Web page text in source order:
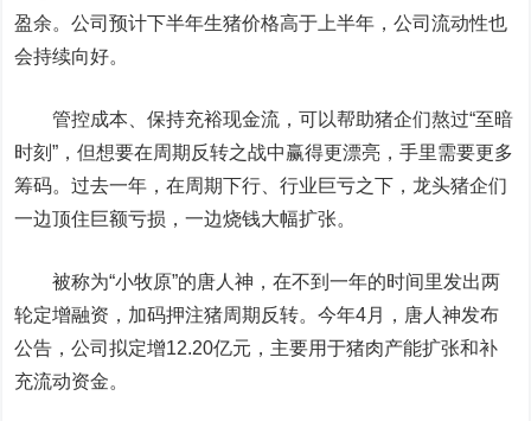
盈余。公司预计下半年生猪价格高于上半年，公司流动性也
会持续向好。
管控成本、保持充裕现金流，可以帮助猪企们熬过“至暗
时刻”，但想要在周期反转之战中赢得更漂亮，手里需要更多
筹码。过去一年，在周期下行、行业巨亏之下，龙头猪企们
一边顶住巨额亏损，一边烧钱大幅扩张。
被称为“小牧原”的唐人神 ，在不到一年的时间里发出两
轮定增融资，加码押注猪周期反转。今年4月，唐人神发布
公告，公司拟定增12.20亿元，主要用于猪肉产能扩张和补
充流动资金。